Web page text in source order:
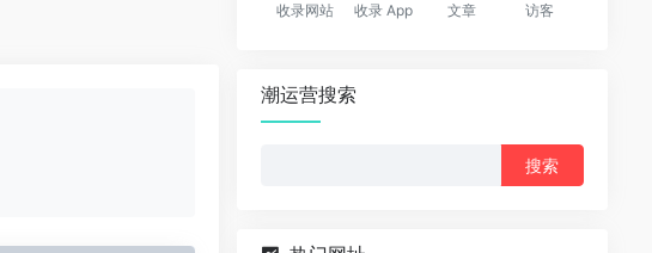
收录网站 收录 App 文章 访客
潮运营搜索